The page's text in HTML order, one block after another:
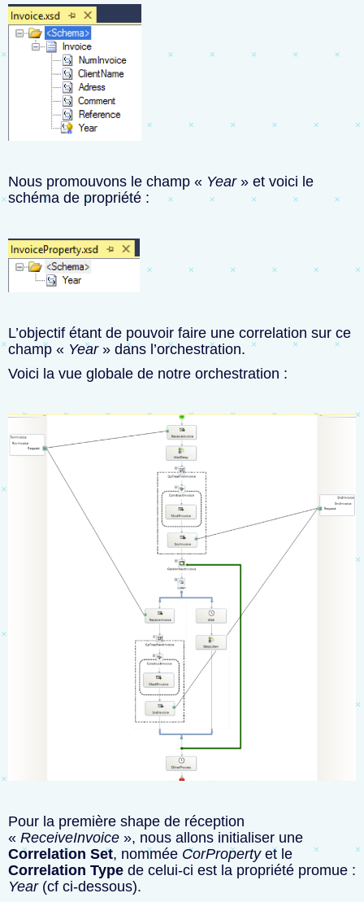
Nous promouvons le champ « Year» et voici le
schéma de propriété :
L’objectif étant de pouvoir faire une correlation sur ce
champ « Year » dans l’orchestration.
Voici la vue globale de notre orchestration :
Pour la première shape de réception
« ReceiveInvoice », nous allons initialiser une
Correlation Set, nommée CorPropertyet le
Correlation Type de celui-ci est la propriété promue :
Year (cf ci-dessous).